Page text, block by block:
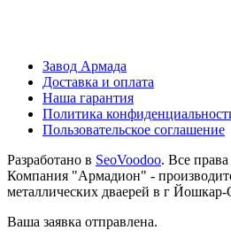
Завод Армада
Доставка и оплата
Наша гарантия
Политика
Пользовательское соглашение
Разработано в SeoVoodoo. Все
Компания "Армадион" -
металлических дваерей в г Йошкар-
Ваша заявка отправлена.